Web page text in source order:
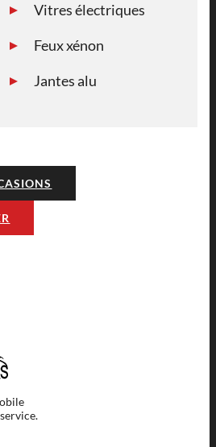
Vitres électriques
Feux xénon
Jantes alu